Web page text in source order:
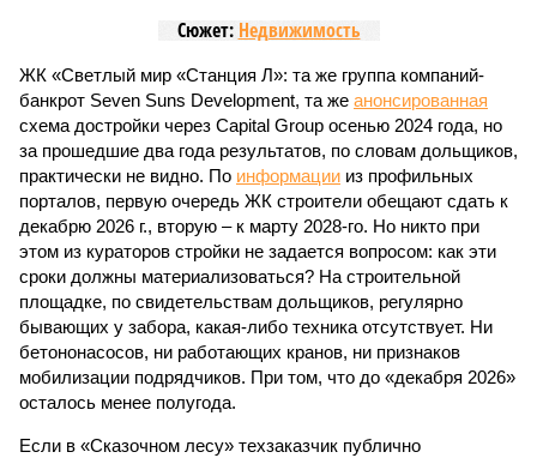
Сюжет: Недвижимость
ЖК «Светлый мир «Станция Л»: та же группа компаний-
банкрот Seven Suns Development, та же анонсированная
схема достройки через Capital Group осенью 2024 года, но
за прошедшие два года результатов, по словам дольщиков,
практически не видно. По информации из профильных
порталов, первую очередь ЖК строители обещают сдать к
декабрю 2026 г., вторую – к марту 2028-го. Но никто при
этом из кураторов стройки не задается вопросом: как эти
сроки должны материализоваться? На строительной
площадке, по свидетельствам дольщиков, регулярно
бывающих у забора, какая-либо техника отсутствует. Ни
бетононасосов, ни работающих кранов, ни признаков
мобилизации подрядчиков. При том, что до «декабря 2026»
осталось менее полугода.
Если в «Сказочном лесу» техзаказчик публично